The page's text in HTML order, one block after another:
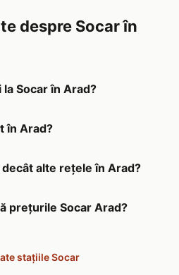
despre Socar în
Socar în Arad?
în Arad?
alte rețele în Arad?
prețurile Socar Arad?
stațiile Socar